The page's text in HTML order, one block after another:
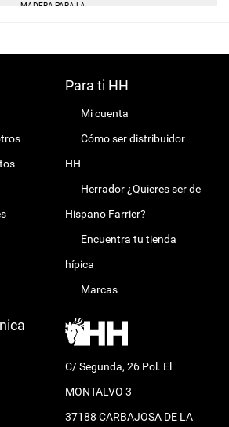
MADERA PARA LA
Para ti HH
Mi cuenta
Cómo ser distribuidor
HH
Herrador ¿Quieres ser de
Hispano Farrier?
Encuentra tu tienda
hípica
Marcas
C/ Segunda, 26 Pol. El
MONTALVO 3
37188 CARBAJOSA DE LA